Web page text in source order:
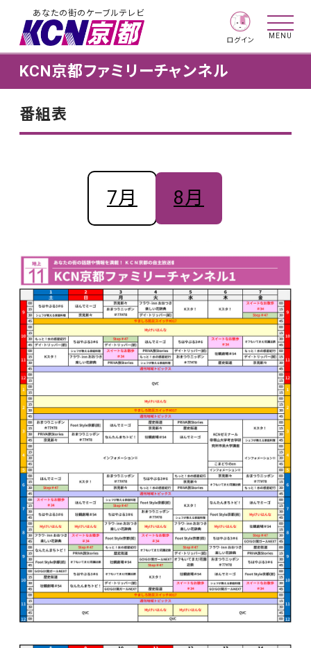
あなたの街のケーブルテレビ
ログイン
MENU
KCN京都ファミリーチャンネル
番組表
7月 8月